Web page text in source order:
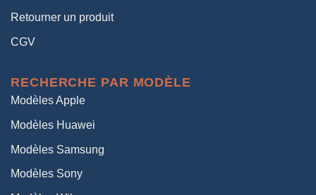
Retourner un produit
CGV
RECHERCHE PAR MODÈLE
Modèles Apple
Modèles Huawei
Modèles Samsung
Modèles Sony